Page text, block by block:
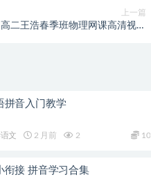
上一篇
二王浩春季班物理网课高清视频
拼音入门教学
文 2 月前 2 10
衔接 拼音学习合集